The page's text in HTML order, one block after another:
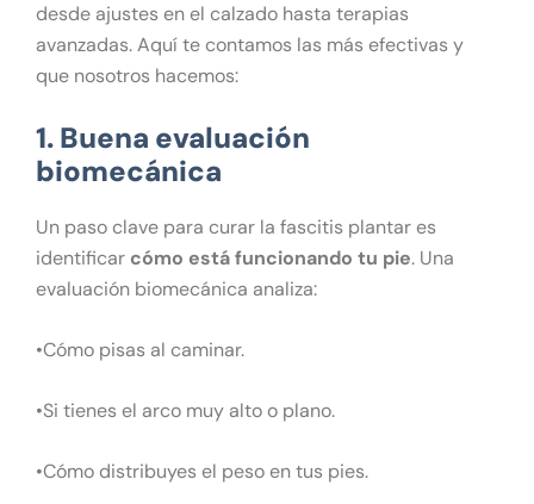
desde ajustes en el calzado hasta terapias
avanzadas. Aquí te contamos las más efectivas y
que nosotros hacemos:
1. Buena evaluación
biomecánica
Un paso clave para curar la fascitis plantar es
identificar cómo está funcionando tu pie. Una
evaluación biomecánica analiza:
•Cómo pisas al caminar.
•Si tienes el arco muy alto o plano.
•Cómo distribuyes el peso en tus pies.